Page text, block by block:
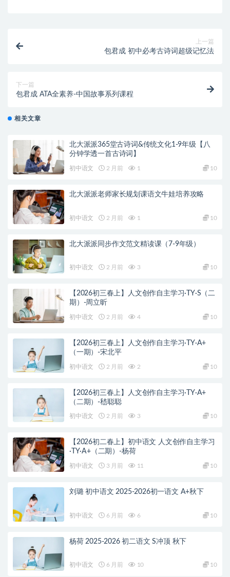
上一篇
包君成 初中必考古诗词超级记忆法
下一篇
包君成 ATA全素养-中国故事系列课程
相关文章
北大派派365堂古诗词&传统文化1-9年级【八
分钟学透一首古诗词】
初中语文 2 月前 1 10
北大派派老师家长规划课语文牛娃培养攻略
初中语文 2 月前 1 10
北大派派同步作文范文精读课（7-9年级）
初中语文 2 月前 3 10
【2026初三春上】人文创作自主学习·TY·S（二
期）-周立昕
初中语文 2 月前 4 10
【2026初三春上】人文创作自主学习·TY·A+
（一期）-宋北平
初中语文 2 月前 2 10
【2026初三春上】人文创作自主学习·TY·A+
（二期）-嵇聪聪
初中语文 2 月前 3 10
【2026初二春上】初中语文 人文创作自主学习
·TY·A+（二期）-杨荷
初中语文 3 月前 11 10
刘璐 初中语文 2025-2026初一语文 A+秋下
初中语文 6 月前 6 10
杨荷 2025-2026 初二语文 S冲顶 秋下
初中语文 6 月前 10 10